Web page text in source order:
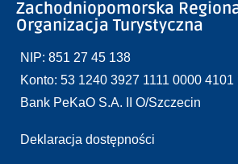
Zachodniopomorska
Organizacja Turystyczna
NIP: 851 27 45 138
Konto: 53 1240 3927 1111 0000 4101
Bank PeKaO S.A. II O/Szczecin
Deklaracja dostępności